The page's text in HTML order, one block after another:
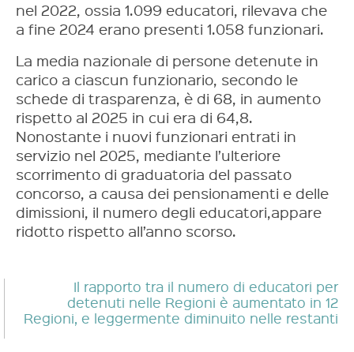
nel 2022, ossia 1.099 educatori, rilevava che
a fine 2024 erano presenti 1.058 funzionari.
La media nazionale di persone detenute in
carico a ciascun funzionario, secondo le
schede di trasparenza, è di 68, in aumento
rispetto al 2025 in cui era di 64,8.
Nonostante i nuovi funzionari entrati in
servizio nel 2025, mediante l’ulteriore
scorrimento di graduatoria del passato
concorso, a causa dei pensionamenti e delle
dimissioni, il numero degli educatori,appare
ridotto rispetto all’anno scorso.
Il rapporto tra il numero di educatori per
detenuti nelle Regioni è aumentato in 12
Regioni, e leggermente diminuito nelle restanti